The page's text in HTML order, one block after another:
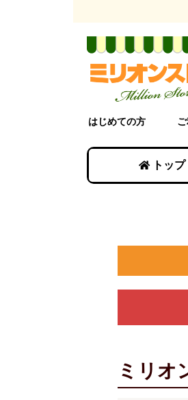
はじめての方
トップ
ミリオ